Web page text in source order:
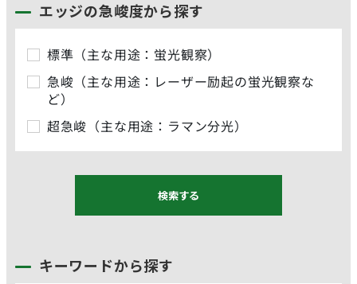
エッジの急峻度から探す
標準（主な用途：蛍光観察）
急峻（主な用途：レーザー励起の蛍光観察な
ど）
超急峻（主な用途：ラマン分光）
キーワードから探す